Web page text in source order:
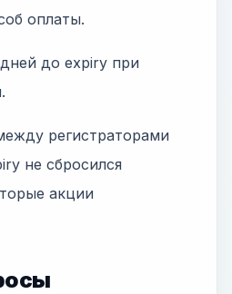
оплаты.
до expiry при
регистраторами
не сбросился
акции